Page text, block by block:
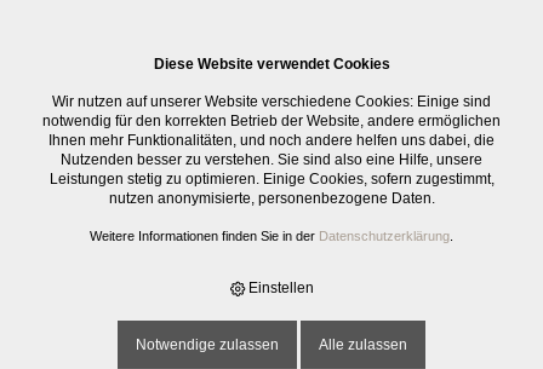
‹ Zurück
Anfrage
Name oder Firma *
Diese Website verwendet Cookies
Wir nutzen auf unserer Website verschiedene Cookies: Einige sind
notwendig für den korrekten Betrieb der Website, andere ermöglichen
Ihnen mehr Funktionalitäten, und noch andere helfen uns dabei, die
Nutzenden besser zu verstehen. Sie sind also eine Hilfe, unsere
Leistungen stetig zu optimieren. Einige Cookies, sofern zugestimmt,
nutzen anonymisierte, personenbezogene Daten.
Weitere Informationen finden Sie in der Datenschutzerklärung
Einstellen
Notwendige zulassen Alle zulassen